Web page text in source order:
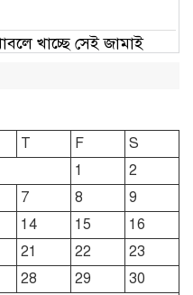
খাচ্ছে সেই জামাই
আমীন ফাউন্ডেশনের
নামে-বেনামে চলছে
প্রতিযোগিতা : নির্লিপ্ত
T F
S
1
2
7 8
9
14 15
16
21 22
23
28 29
30